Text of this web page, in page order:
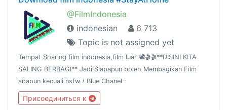
@FilmIndonesia
indonesian
6 713
Topic is not assigned yet
Tempat Sharing film indonesia,film luar 📽🎬🎬**DISINI KITA
SALING BERBAGI** Jadi Siapapun boleh Membagikan Film
apapun kecuali nsfw / Blue Chanel :
https://t.me/joinchat/AAAAAE2lu2hKIM8oL5WN2QGudang :
https://t.me/joinchat/AAAAAFTpluTJ4x9x9NsAmQ
Присоединиться к